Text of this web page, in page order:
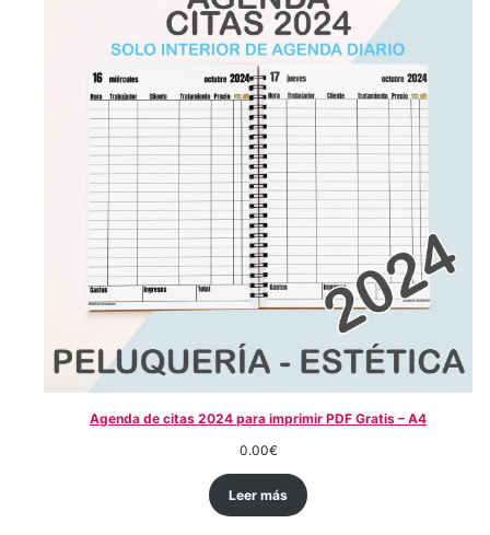
Agenda de citas 2024 para imprimir PDF Gratis – A4
0.00€
Leer más